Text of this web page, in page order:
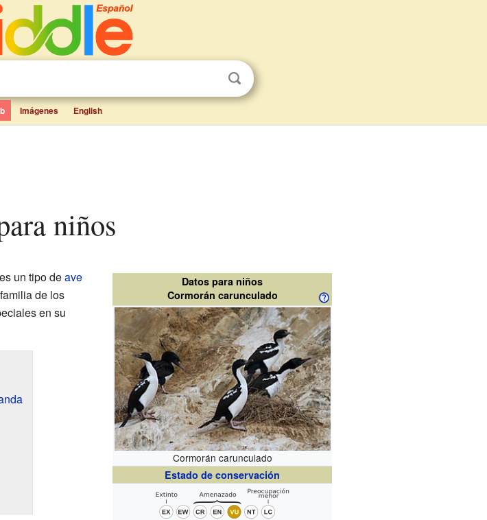
Imágenes English
niños
Datos para niños
Cormorán carunculado
Cormorán carunculado
Estado de conservación
un tipo deave
de los
en su